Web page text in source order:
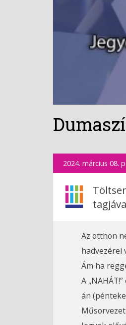
2024. március 08.
Az otthon
hadvezérei
Ám ha
A
án